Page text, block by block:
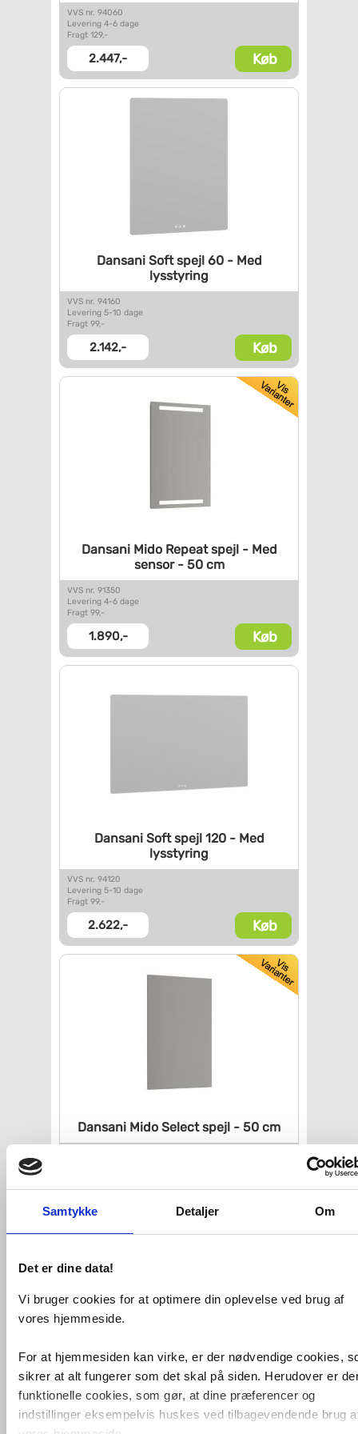
Samtykke Detaljer Om
Det er dine data!
Vi bruger cookies for at optimere din oplevelse ved brug af
vores hjemmeside.
For at hjemmesiden kan virke, er der nødvendige cookies,
sikrer at alt fungerer som det skal på siden. Herudover er
funktionelle cookies, som gør, at dine præferencer og
indstillinger eksempelvis huskes ved tilbagevendende brug
VVS nr. 94060
Levering 4-6 dage
Fragt 129,-
2.447,- Køb
Dansani Soft spejl 60 - Med
lysstyring
VVS nr. 94160
Levering 5-10 dage
Fragt 99,-
2.142,- Køb
Dansani Mido Repeat spejl -Med
sensor - 50 cm
VVS nr. 91350
Levering 4-6 dage
Fragt 99,-
1.890,- Køb
Dansani Soft spejl 120 - Med
lysstyring
VVS nr. 94120
Levering 5-10 dage
Fragt 99,-
2.622,- Køb
Dansani Mido Select spejl - 50 cm
Dansani Soft spejl 80 - Med
lysstyring